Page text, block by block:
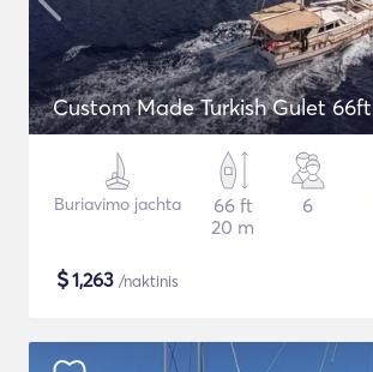
Custom Made Turkish Gulet 66ft
Buriavimo jachta
66 ft
20 m
6
$1,263 /naktinis